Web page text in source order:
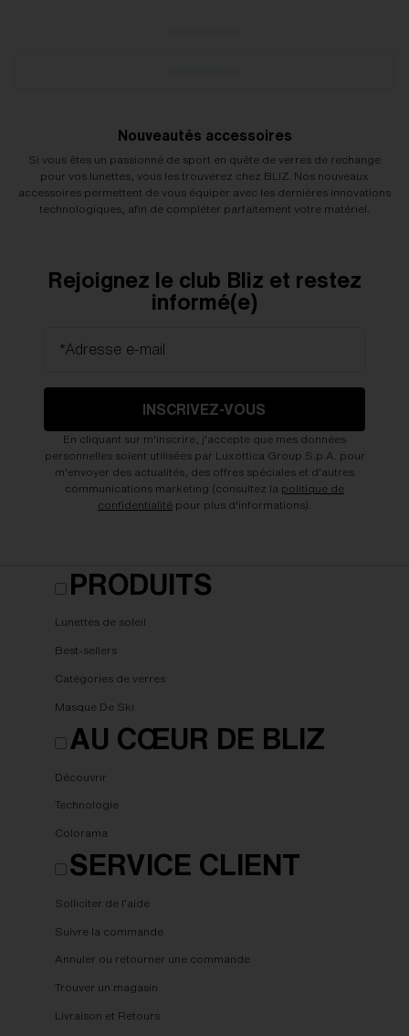
Nouveautés accessoires
Si vous êtes un passionné de sport en quête de verres de rechange
pour vos lunettes, vous les trouverez chez BLIZ. Nos nouveaux
accessoires permettent de vous équiper avec les dernières innovations
technologiques, afin de compléter parfaitement votre matériel.
Rejoignez le club Bliz et restez
informé(e)
*Adresse e-mail
INSCRIVEZ-VOUS
En cliquant sur m'inscrire, j'accepte que mes données
personnelles soient utilisées par Luxottica Group S.p.A. pour
m'envoyer des actualités, des offres spéciales et d'autres
communications marketing (consultez la politique de
confidentialité pour plus d'informations).
PRODUITS
Lunettes de soleil
Best-sellers
Catégories de verres
Masque De Ski
AU CŒUR DE BLIZ
Découvrir
Technologie
Colorama
SERVICE CLIENT
Solliciter de l’aide
Suivre la commande
Annuler ou retourner une commande
Trouver un magasin
Livraison et Retours